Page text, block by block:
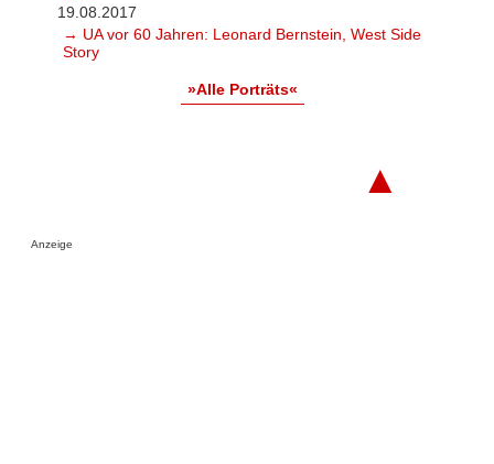
19.08.2017
→ UA vor 60 Jahren: Leonard Bernstein, West Side
Story
»Alle Porträts«
▲
Anzeige